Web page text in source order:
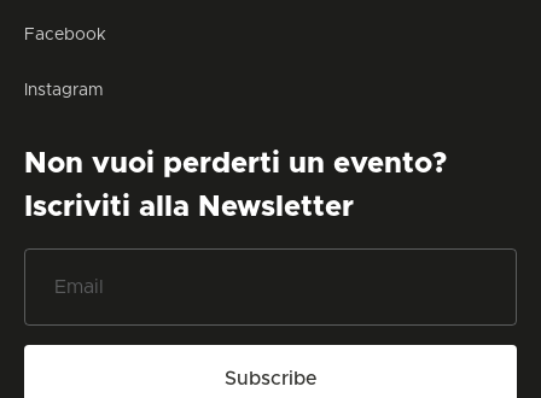
Facebook
Instagram
Non vuoi perderti un evento?
Iscriviti alla Newsletter